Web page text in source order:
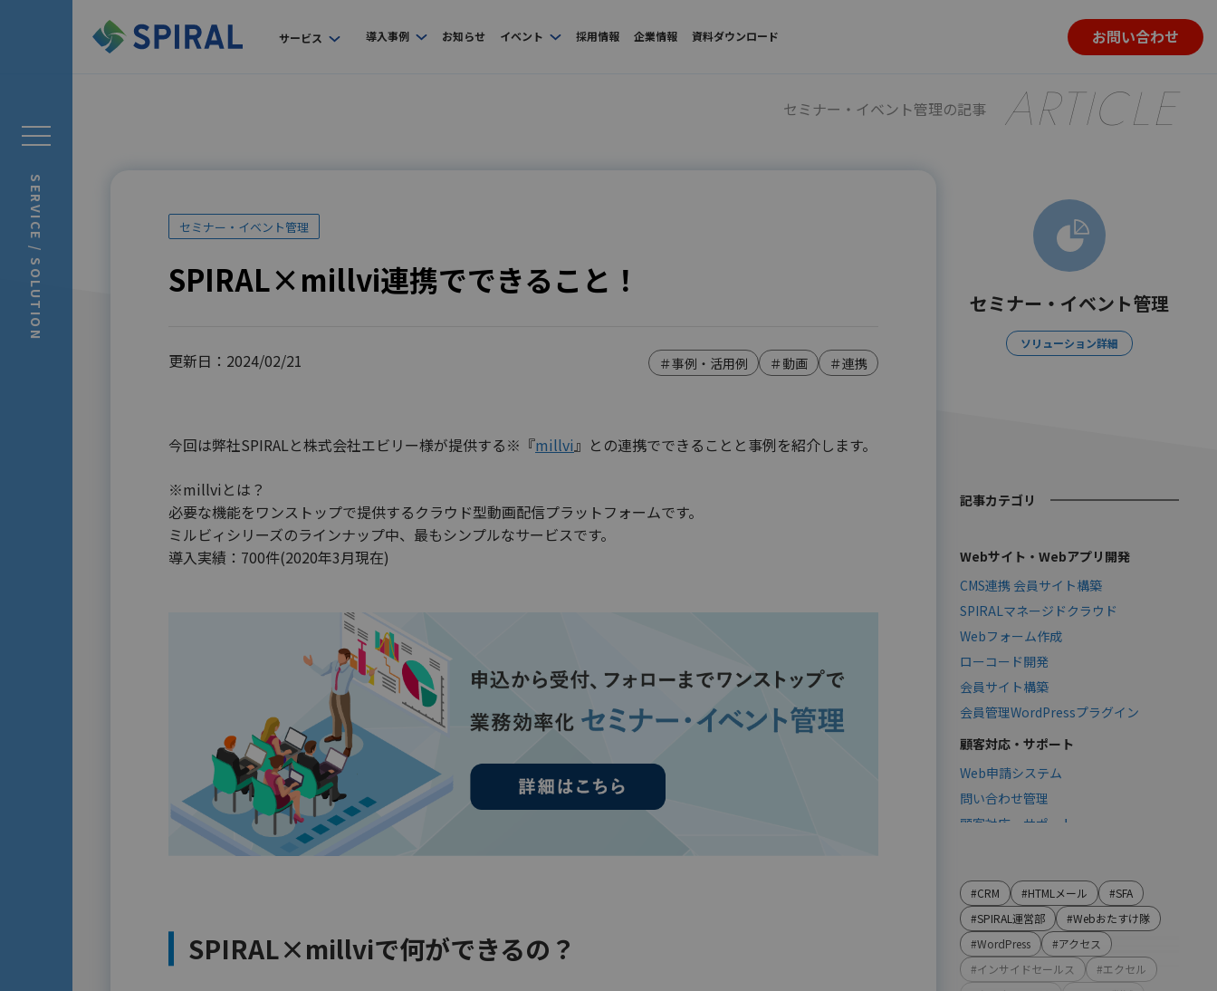
サービス 導入事例 お知らせ イベント 採用情報 企業情報 資料ダウンロード お問い合わせ
SERVICE / SOLUTION
セミナー・イベント管理の記事 ARTICLE
セミナー・イベント管理
SPIRAL×millvi連携でできること！
更新日：2024/02/21 ＃事例・活用例 ＃動画 ＃連携
今回は弊社SPIRALと株式会社エビリー様が提供する※『millvi』との連携でできることと事例を紹介します。
※millviとは？
必要な機能をワンストップで提供するクラウド型動画配信プラットフォームです。
ミルビィシリーズのラインナップ中、最もシンプルなサービスです。
導入実績：700件(2020年3月現在)
SPIRAL×millviで何ができるの？
セミナー・イベント管理
ソリューション詳細
記事カテゴリ
Webサイト・Webアプリ開発
CMS連携 会員サイト構築
SPIRALマネージドクラウド
Webフォーム作成
ローコード開発
会員サイト構築
会員管理WordPressプラグイン
顧客対応・サポート
Web申請システム
問い合わせ管理
顧客対応・サポート
LINE連携
SMS連携
Webイベント（ウェビナー）オンライ
ン受付管理
アンケート作成
#CRM #HTMLメール
#SFA
#SPIRAL運営部
#Webおたすけ隊
#WordPress
#アクセス
#インサイドセールス
#エクセル